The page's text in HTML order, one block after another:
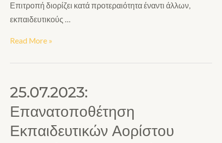
Επιτροπή διορίζει κατά προτεραιότητα έναντι άλλων,
εκπαιδευτικούς …
Read More »
25.07.2023:
Επανατοποθέτηση
Εκπαιδευτικών Αορίστου